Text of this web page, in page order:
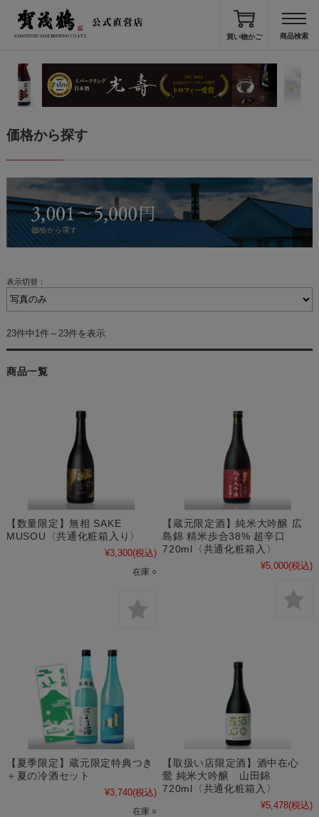
買い物かご
価格から探す
表示切替：
23件中1件～23件を表示
商品一覧
【数量限定】無相 SAKE
MUSOU〈共通化粧箱入り〉
¥3,300(税込)
在庫 ○
【蔵元限定酒】純米大吟醸 広
島錦 精米歩合38% 超辛口
720ml〈共通化粧箱入〉
¥5,000(税込)
【夏季限定】蔵元限定特典つき
＋夏の冷酒セット
¥3,740(税込)
在庫 ○
【取扱い店限定酒】酒中在心
鶯 純米大吟醸 山田錦
720ml〈共通化粧箱入〉
¥5,478(税込)